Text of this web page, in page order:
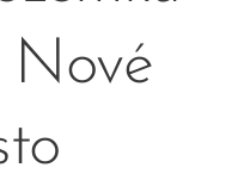
Nové